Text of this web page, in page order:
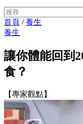
首頁 /養生
養生
讓你體能回到
食？
【專家觀點】